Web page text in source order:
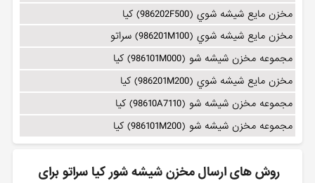
مخزن مايع شيشه شوي (986202F500) کیا
مخزن مايع شيشه شوي (986201M100) سراتو
مجموعه مخزن شيشه شو (986101M000) کیا
مخزن مايع شيشه شوي (986201M200) کیا
مجموعه مخزن شيشه شو (98610A7110) کیا
مجموعه مخزن شيشه شو (986101M200) کیا
روش های ارسال مخزن شیشه شور کیا سراتو برای